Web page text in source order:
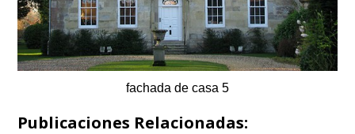
fachada de casa 5
Publicaciones Relacionadas: